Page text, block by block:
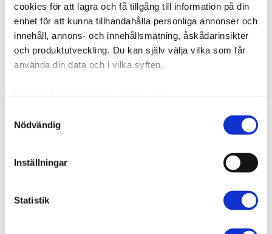
cookies för att lagra och få tillgång till information på din
enhet för att kunna tillhandahålla personliga annonser och
innehåll, annons- och innehållsmätning, åskådarinsikter
och produktutveckling. Du kan själv välja vilka som får
använda din data och i vilka syften.
som kan ha en noggrannhet på upp till flera meter
Ta reda på mer om hur dina personliga uppgifter
Du kan ändra eller dra tillbaka ditt samtycke när som
Nödvändig
Inställningar
Statistik
Kontakt
Visar alla 2 resultatSortera